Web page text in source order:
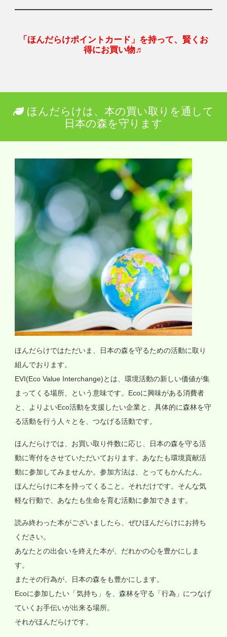
「ほんだらけポイントカード」を持って、賢くお
得にお買い物♬
ほんだらけは、本の買い取りを通して
日本の森を守ります
ほんだらけではただいま、日本の森を守るための活動に取り
組んでおります。
EVI(Eco Value Interchange)とは、環境活動の新しい価値が集
まってくる場所、という意味です。Ecoに興味がある消費者
と、よりよいEco活動を支援したい企業と、具体的に森林を守
る活動を行う人々とを、つなげる活動です。
ほんだらけでは、お買い取り件数に応じ、日本の森を守る活
動に寄付をさせていただいております。あなたも環境貢献活
動に参加してみませんか。参加方法は、とってもかんたん。
ほんだらけに本を持ってくること。それだけです。そんな気
軽な行動で、あなたも生命を育む活動に参加できます。
読み終わった本がございましたら、ぜひほんだらけにお持ち
ください。
あなたとの出会いを終えた本が、だれかの心を豊かにしま
す。
またその行為が、日本の森をも豊かにします。
Ecoに参加したい「気持ち」を、森林を守る「行為」につなげ
ていくお手伝いが出来る場所。
それがほんだらけです。